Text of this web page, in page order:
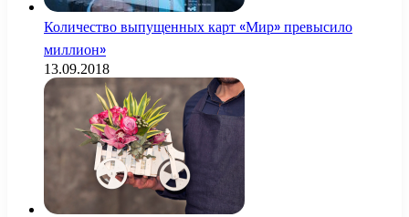
Количество выпущенных карт «Мир» превысило
миллион»
13.09.2018